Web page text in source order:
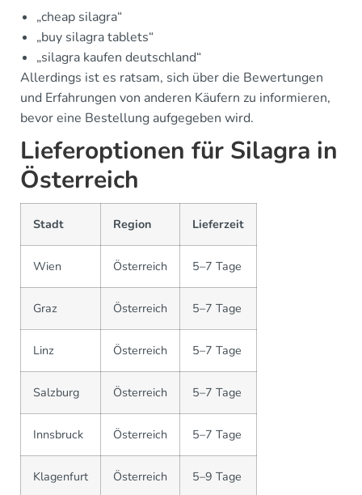
„cheap silagra“
„buy silagra tablets“
„silagra kaufen deutschland“
Allerdings ist es ratsam, sich über die Bewertungen
und Erfahrungen von anderen Käufern zu informieren,
bevor eine Bestellung aufgegeben wird.
Lieferoptionen für Silagra in
Österreich
Stadt Region Lieferzeit
Wien Österreich 5–7 Tage
Graz Österreich 5–7 Tage
Linz Österreich 5–7 Tage
Salzburg Österreich 5–7 Tage
Innsbruck Österreich 5–7 Tage
Klagenfurt Österreich 5–9 Tage